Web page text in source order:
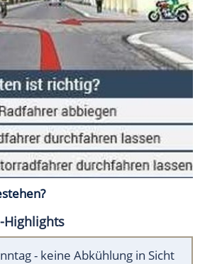
Highlights
- keine Abkühlung in Sicht